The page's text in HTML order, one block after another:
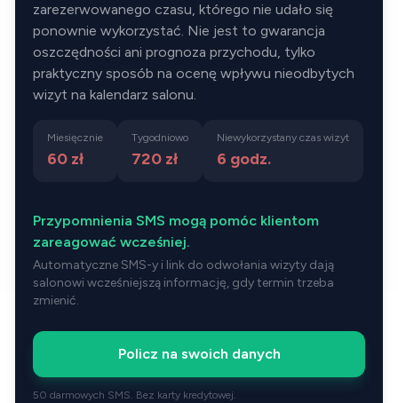
zarezerwowanego czasu, którego nie udało się
ponownie wykorzystać. Nie jest to gwarancja
oszczędności ani prognoza przychodu, tylko
praktyczny sposób na ocenę wpływu nieodbytych
wizyt na kalendarz salonu.
Miesięcznie
60 zł
Tygodniowo
720 zł
Niewykorzystany czas wizyt
6 godz.
Przypomnienia SMS mogą pomóc klientom
zareagować wcześniej.
Automatyczne SMS-y i link do odwołania wizyty dają
salonowi wcześniejszą informację, gdy termin trzeba
zmienić.
Policz na swoich danych
50 darmowych SMS. Bez karty kredytowej.